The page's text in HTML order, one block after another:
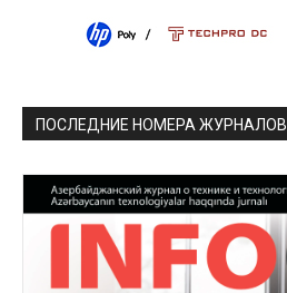
ПОСЛЕДНИЕ НОМЕРА ЖУРНАЛОВ